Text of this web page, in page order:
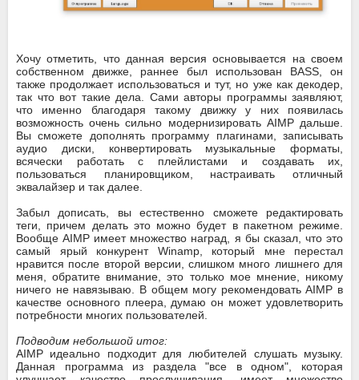
Хочу отметить, что данная версия основывается на своем
собственном движке, раннее был использован BASS, он
также продолжает использоваться и тут, но уже как декодер,
так что вот такие дела. Сами авторы программы заявляют,
что именно благодаря такому движку у них появилась
возможность очень сильно модернизировать AIMP дальше.
Вы сможете дополнять программу плагинами, записывать
аудио диски, конвертировать музыкальные форматы,
всячески работать с плейлистами и создавать их,
пользоваться планировщиком, настраивать отличный
эквалайзер и так далее.
Забыл дописать, вы естественно сможете редактировать
теги, причем делать это можно будет в пакетном режиме.
Вообще AIMP имеет множество наград, я бы сказал, что это
самый ярый конкурент Winamp, который мне перестал
нравится после второй версии, слишком много лишнего для
меня, обратите внимание, это только мое мнение, никому
ничего не навязываю. В общем могу рекомендовать AIMP в
качестве основного плеера, думаю он может удовлетворить
потребности многих пользователей.
Подводим небольшой итог:
AIMP идеально подходит для любителей слушать музыку.
Данная программа из раздела "все в одном", которая